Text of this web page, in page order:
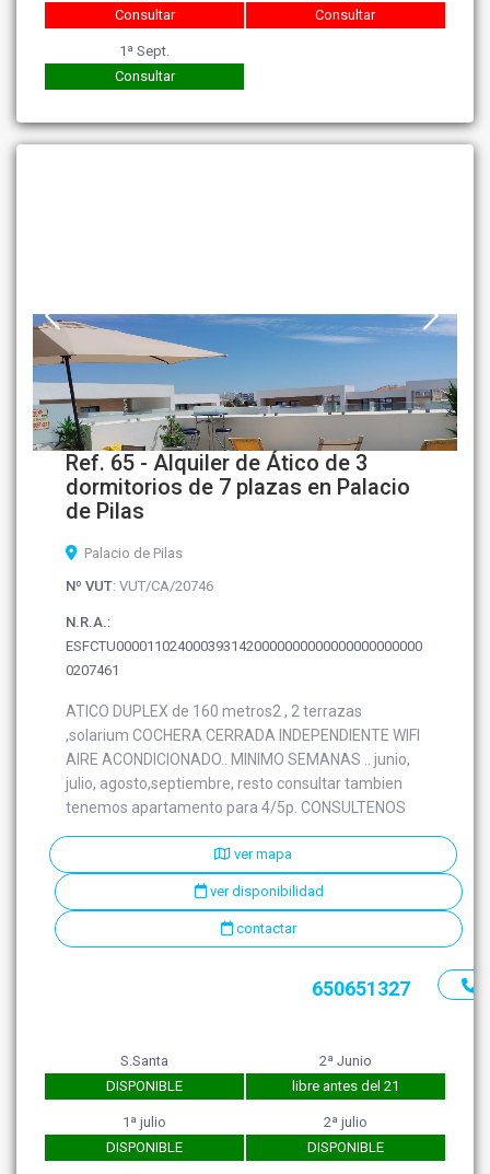
Consultar
Consultar
1ª Sept.
Consultar
Ref. 65 - Alquiler de Ático de 3
dormitorios de 7 plazas en Palacio
de Pilas
Palacio de Pilas
Nº VUT: VUT/CA/20746
N.R.A.:
ESFCTU0000110240003931420000000000000000000000
0207461
ATICO DUPLEX de 160 metros2 , 2 terrazas
,solarium COCHERA CERRADA INDEPENDIENTE WIFI
AIRE ACONDICIONADO.. MINIMO SEMANAS .. junio,
julio, agosto,septiembre, resto consultar tambien
tenemos apartamento para 4/5p. CONSULTENOS
ver mapa
ver disponibilidad
contactar
650651327
S.Santa
DISPONIBLE
2ª Junio
libre antes del 21
1ª julio
DISPONIBLE
2ª julio
DISPONIBLE